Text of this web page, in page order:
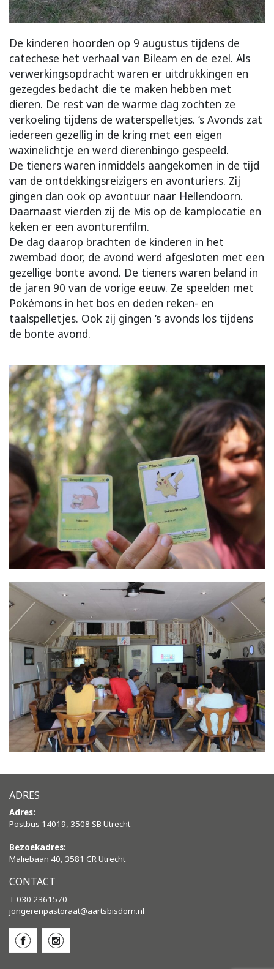
De kinderen hoorden op 9 augustus tijdens de
catechese het verhaal van Bileam en de ezel. Als
verwerkingsopdracht waren er uitdrukkingen en
gezegdes bedacht die te maken hebben met
dieren. De rest van de warme dag zochten ze
verkoeling tijdens de waterspelletjes. ‘s Avonds zat
iedereen gezellig in de kring met een eigen
waxinelichtje en werd dierenbingo gespeeld.
De tieners waren inmiddels aangekomen in de tijd
van de ontdekkingsreizigers en avonturiers. Zij
gingen dan ook op avontuur naar Hellendoorn.
Daarnaast vierden zij de Mis op de kamplocatie en
keken er een avonturenfilm.
De dag daarop brachten de kinderen in het
zwembad door, de avond werd afgesloten met een
gezellige bonte avond. De tieners waren beland in
de jaren 90 van de vorige eeuw. Ze speelden met
Pokémons in het bos en deden reken- en
taalspelletjes. Ook zij gingen ‘s avonds los tijdens
de bonte avond.
ADRES
Adres:
Postbus 14019, 3508 SB Utrecht
Bezoekadres:
Maliebaan 40, 3581 CR Utrecht
CONTACT
T 030 2361570
jongerenpastoraat@aartsbisdom.nl